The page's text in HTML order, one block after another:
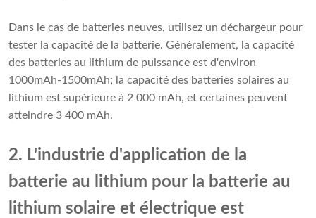
Dans le cas de batteries neuves, utilisez un déchargeur pour
tester la capacité de la batterie. Généralement, la capacité
des batteries au lithium de puissance est d'environ
1000mAh-1500mAh; la capacité des batteries solaires au
lithium est supérieure à 2 000 mAh, et certaines peuvent
atteindre 3 400 mAh.
2. L'industrie d'application de la
batterie au lithium pour la batterie au
lithium solaire et électrique est